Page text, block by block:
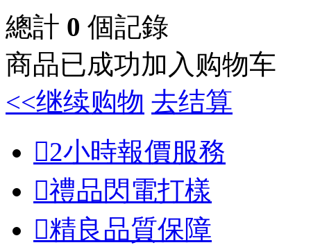
總計 0 個記錄
商品已成功加入购物车
<<继续购物 去结算
2小時報價服務
禮品閃電打樣
精良品質保障